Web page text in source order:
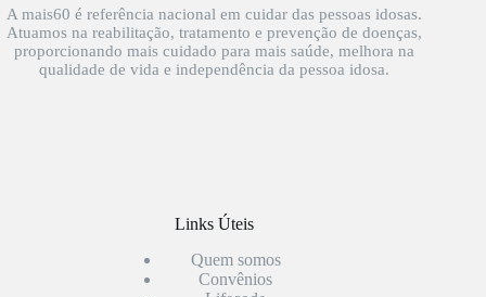
A mais60 é referência nacional em cuidar das pessoas idosas.
Atuamos na reabilitação, tratamento e prevenção de doenças,
proporcionando mais cuidado para mais saúde, melhora na
qualidade de vida e independência da pessoa idosa.
Links Úteis
Quem somos
Convênios